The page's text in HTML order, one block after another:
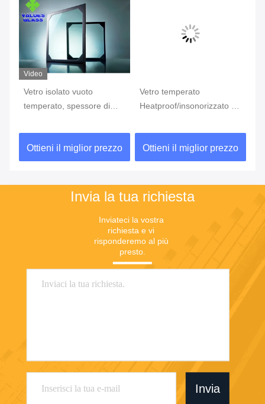
Video
Vetro isolato vuoto
temperato, spessore di
dell'isolamento termico
Ottieni il miglior prezzo
Vetro temperato
Heatproof/insonorizzato di
vuoto
Ottieni il miglior prezzo
Invia la tua richiesta
Inviateci la vostra
richiesta e vi
risponderemo al più
presto.
Invia